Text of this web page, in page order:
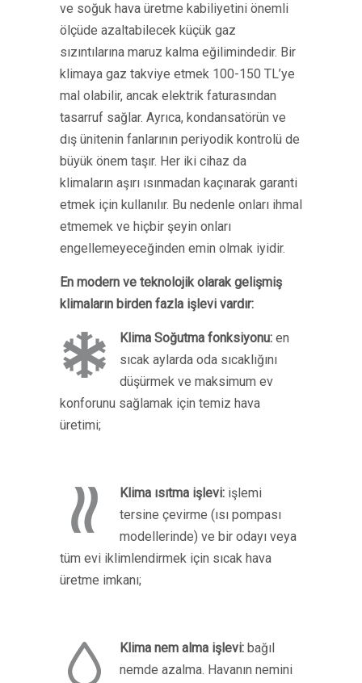
ve soğuk hava üretme kabiliyetini önemli
ölçüde azaltabilecek küçük gaz
sızıntılarına maruz kalma eğilimindedir. Bir
klimaya gaz takviye etmek 100-150 TL’ye
mal olabilir, ancak elektrik faturasından
tasarruf sağlar. Ayrıca, kondansatörün ve
dış ünitenin fanlarının periyodik kontrolü de
büyük önem taşır. Her iki cihaz da
klimaların aşırı ısınmadan kaçınarak garanti
etmek için kullanılır. Bu nedenle onları ihmal
etmemek ve hiçbir şeyin onları
engellemeyeceğinden emin olmak iyidir.
En modern ve teknolojik olarak gelişmiş
klimaların birden fazla işlevi vardır:
Klima Soğutma fonksiyonu: en
sıcak aylarda oda sıcaklığını
düşürmek ve maksimum ev
konforunu sağlamak için temiz hava
üretimi;
Klima ısıtma işlevi: işlemi
tersine çevirme (ısı pompası
modellerinde) ve bir odayı veya
tüm evi iklimlendirmek için sıcak hava
üretme imkanı;
Klima nem alma işlevi: bağıl
nemde azalma. Havanın nemini